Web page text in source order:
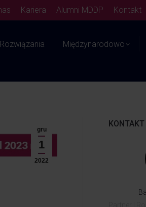
Kariera Alumni MDDP Kontakt
Rozwiązania Międzynarodowo
gru
1
2022